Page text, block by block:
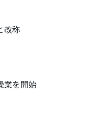
改称
業を開始